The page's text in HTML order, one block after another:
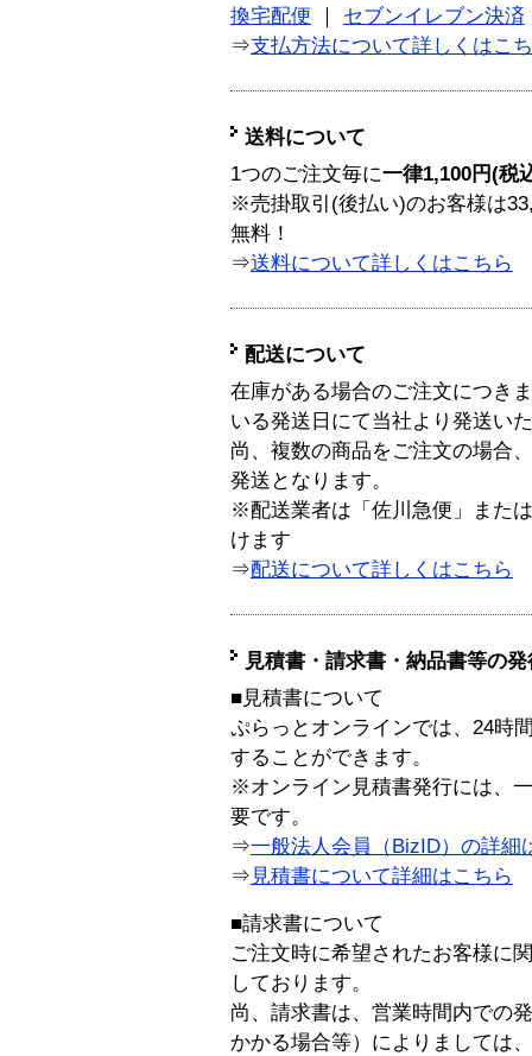
換宅配便
セブンイレブン決済
⇒支払方法について詳しくはこ
送料について
1つのご注文毎に一律1,100円(税
※売掛取引(後払い)のお客様は
無料！
⇒送料について詳しくはこちら
配送について
在庫がある場合のご注文につき
いる発送日にて当社より発送い
尚、複数の商品をご注文の場合
発送となります。
※配送業者は「佐川急便」また
けます
⇒配送について詳しくはこちら
見積書・請求書・納品書等の
■見積書について
ぷらっとオンラインでは、24時
することができます。
※オンライン見積書発行には、
要です。
⇒一般法人会員（BizID）の詳細
⇒ 見積書について詳細はこちら
■請求書について
ご注文時に希望されたお客様に
しております。
尚、請求書は、営業時間内での
かかる場合等）によりましては